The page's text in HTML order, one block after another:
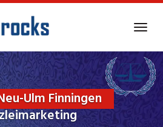
Ulm Finningen